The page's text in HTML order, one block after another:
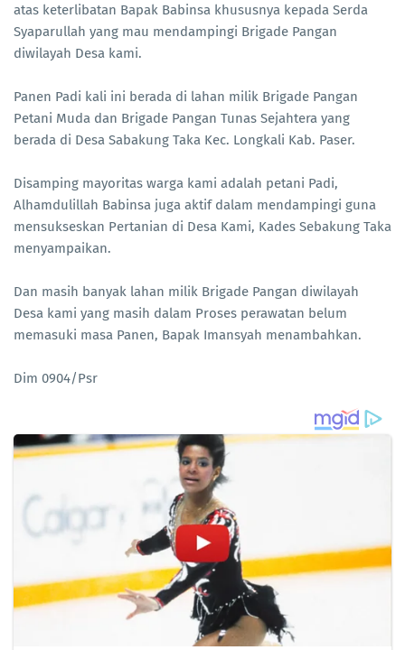
atas keterlibatan Bapak Babinsa khususnya kepada Serda
Syaparullah yang mau mendampingi Brigade Pangan
diwilayah Desa kami.
Panen Padi kali ini berada di lahan milik Brigade Pangan
Petani Muda dan Brigade Pangan Tunas Sejahtera yang
berada di Desa Sabakung Taka Kec. Longkali Kab. Paser.
Disamping mayoritas warga kami adalah petani Padi,
Alhamdulillah Babinsa juga aktif dalam mendampingi guna
mensukseskan Pertanian di Desa Kami, Kades Sebakung Taka
menyampaikan.
Dan masih banyak lahan milik Brigade Pangan diwilayah
Desa kami yang masih dalam Proses perawatan belum
memasuki masa Panen, Bapak Imansyah menambahkan.
Dim 0904/Psr